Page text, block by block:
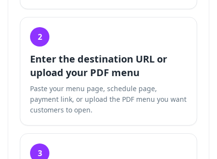
2
Enter the destination URL or
upload your PDF menu
Paste your menu page, schedule page,
payment link, or upload the PDF menu you want
customers to open.
3